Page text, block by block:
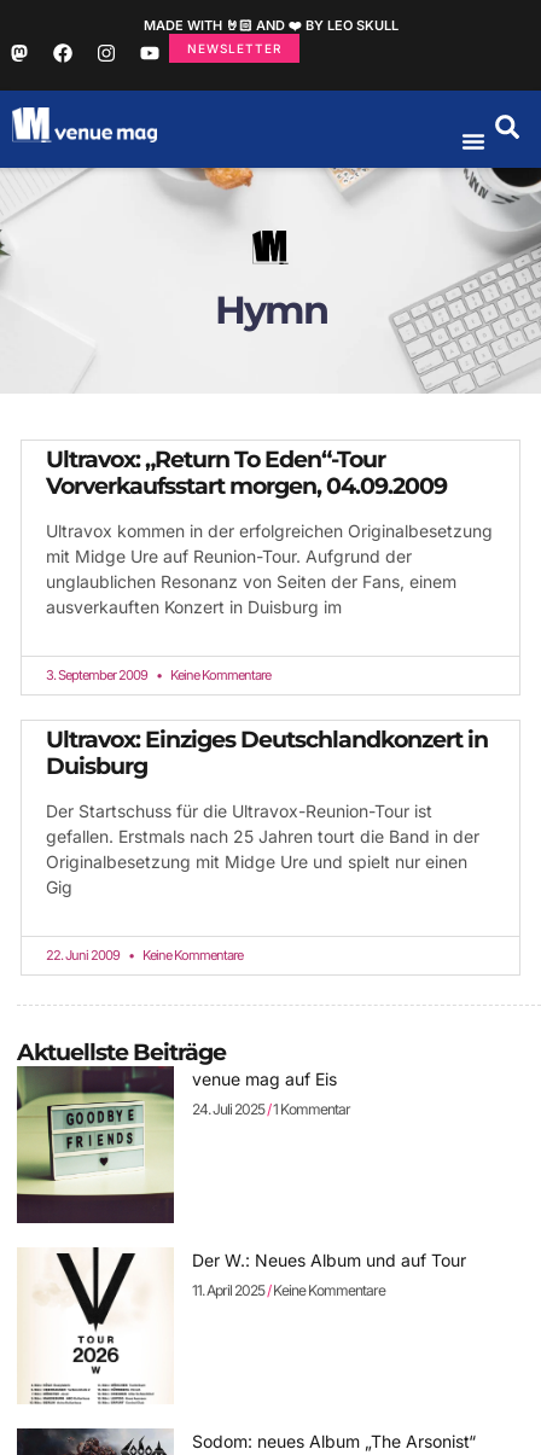
MADE WITH 🤘🏻 AND ❤️ BY LEO SKULL
NEWSLETTER
Hymn
Ultravox: „Return To Eden“-Tour
Vorverkaufsstart morgen, 04.09.2009
Ultravox kommen in der erfolgreichen Originalbesetzung
mit Midge Ure auf Reunion-Tour. Aufgrund der
unglaublichen Resonanz von Seiten der Fans, einem
ausverkauften Konzert in Duisburg im
3. September 2009 Keine Kommentare
Ultravox: Einziges Deutschlandkonzert in
Duisburg
Der Startschuss für die Ultravox-Reunion-Tour ist
gefallen. Erstmals nach 25 Jahren tourt die Band in der
Originalbesetzung mit Midge Ure und spielt nur einen
Gig
22. Juni 2009 Keine Kommentare
Aktuellste Beiträge
venue mag auf Eis
24. Juli 2025 1 Kommentar
Der W.: Neues Album und auf Tour
11. April 2025 Keine Kommentare
Sodom: neues Album „The Arsonist“